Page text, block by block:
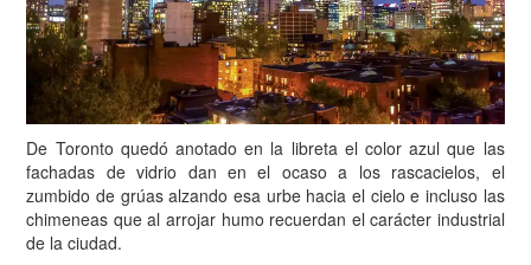
De Toronto quedó anotado en la libreta el color azul que las
fachadas de vidrio dan en el ocaso a los rascacielos, el
zumbido de grúas alzando esa urbe hacia el cielo e incluso las
chimeneas que al arrojar humo recuerdan el carácter industrial
de la ciudad.